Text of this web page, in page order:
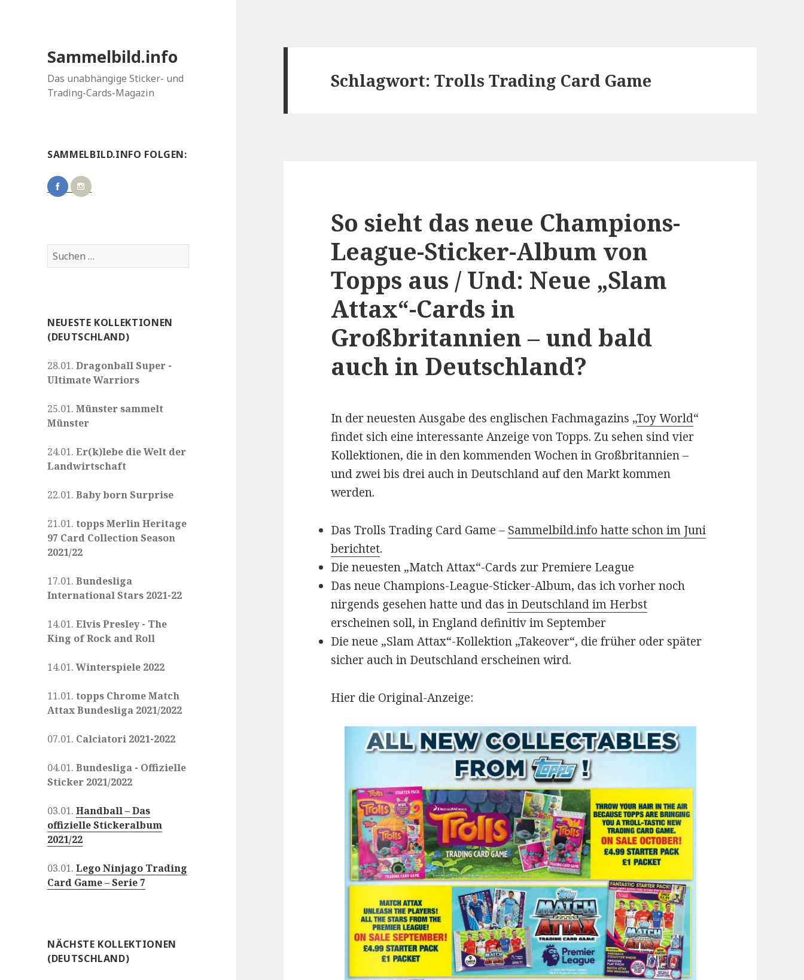
Sammelbild.info
Das unabhängige Sticker- und
Trading-Cards-Magazin
SAMMELBILD.INFO FOLGEN:
Suchen
nach:
NEUESTE KOLLEKTIONEN
(DEUTSCHLAND)
28.01.Dragonball Super -
Ultimate Warriors
25.01.Münster sammelt
Münster
24.01.Er(k)lebe die Welt der
Landwirtschaft
22.01.Baby born Surprise
21.01.topps Merlin Heritage
97 Card Collection Season
2021/22
17.01.Bundesliga
International Stars 2021-22
14.01.Elvis Presley - The
King of Rock and Roll
14.01.Winterspiele 2022
11.01.topps Chrome Match
Attax Bundesliga 2021/2022
07.01. Calciatori 2021-2022
04.01.Bundesliga - Offizielle
Sticker 2021/2022
03.01.Handball – Das
offizielle Stickeralbum
2021/22
03.01.Lego Ninjago Trading
Card Game – Serie 7
NÄCHSTE KOLLEKTIONEN
(DEUTSCHLAND)
Schlagwort:Trolls Trading Card Game
So sieht das neue Champions-
League-Sticker-Album von
Topps aus / Und: Neue „Slam
Attax“-Cards in
Großbritannien – und bald
auch in Deutschland?
In der neuesten Ausgabe des englischen Fachmagazins „Toy World“
findet sich eine interessante Anzeige von Topps. Zu sehen sind vier
Kollektionen, die in den kommenden Wochen in Großbritannien –
und zwei bis drei auch in Deutschland auf den Markt kommen
werden.
Das Trolls Trading Card Game – Sammelbild.info hatte schon im Juni
berichtet.
Die neuesten „Match Attax“-Cards zur Premiere League
Das neue Champions-League-Sticker-Album, das ich vorher noch
nirgends gesehen hatte und dasin Deutschland im Herbst
erscheinen soll, in England definitiv im September
Die neue „Slam Attax“-Kollektion „Takeover“, die früher oder später
sicher auch in Deutschland erscheinen wird.
Hier die Original-Anzeige: